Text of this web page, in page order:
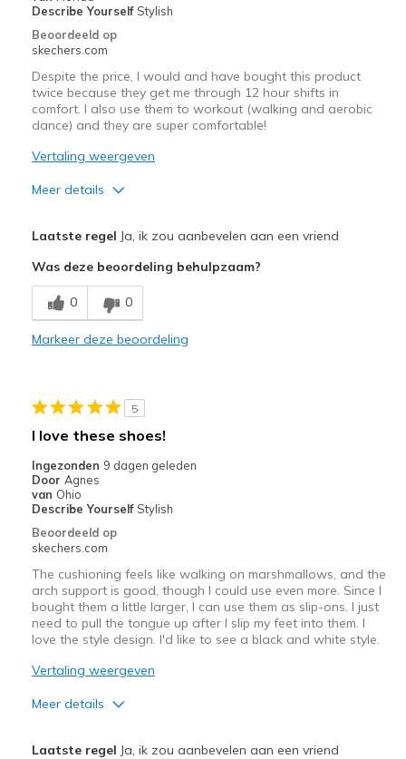
deDescribe Yourself Stylish
Beoordeeld op
skechers.com
Despite the price, I would and have bought this product
twice because they get me through 12 hour shifts in
comfort. I also use them to workout (walking and aerobic
dance) and they are super comfortable!
Vertaling weergeven
Meer details
Comfortable
Stylish
Workout
Width
Sizing
View On Shoes
I'm Into Shoes
Laatste regel Ja, ik zou aanbevelen aan een vriend
Was deze beoordeling behulpzaam?
0 0
Markeer deze beoordeling
5
I love these shoes!
Ingezonden 9 dagen geleden
Door Agnes
van Ohio
Describe Yourself Stylish
Beoordeeld op
skechers.com
The cushioning feels like walking on marshmallows, and the
arch support is good, though I could use even more. Since I
bought them a little larger, I can use them as slip-ons. I just
need to pull the tongue up after I slip my feet into them. I
love the style design. I'd like to see a black and white style.
Vertaling weergeven
Meer details
Laatste regel Ja, ik zou aanbevelen aan een vriend